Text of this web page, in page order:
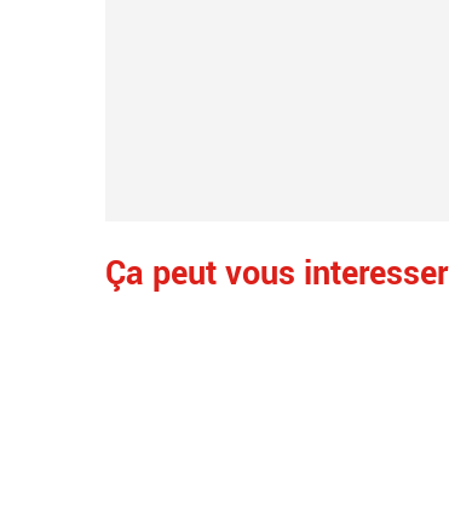
Ça peut vous interesser